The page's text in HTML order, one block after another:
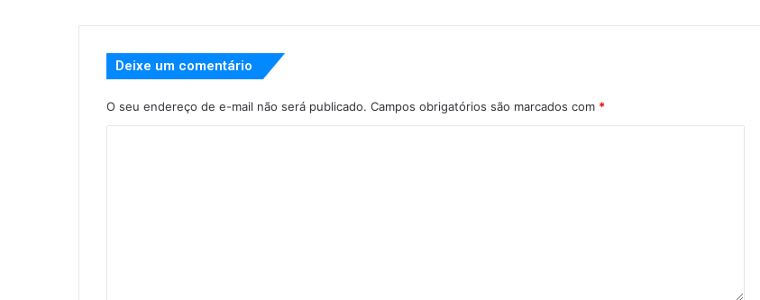
Deixe um comentário
O seu endereço de e-mail não será publicado. Campos obrigatórios são marcados com *